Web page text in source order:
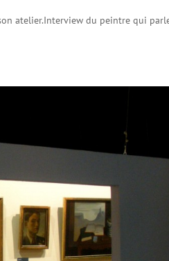
atelier.Interview du peintre qui